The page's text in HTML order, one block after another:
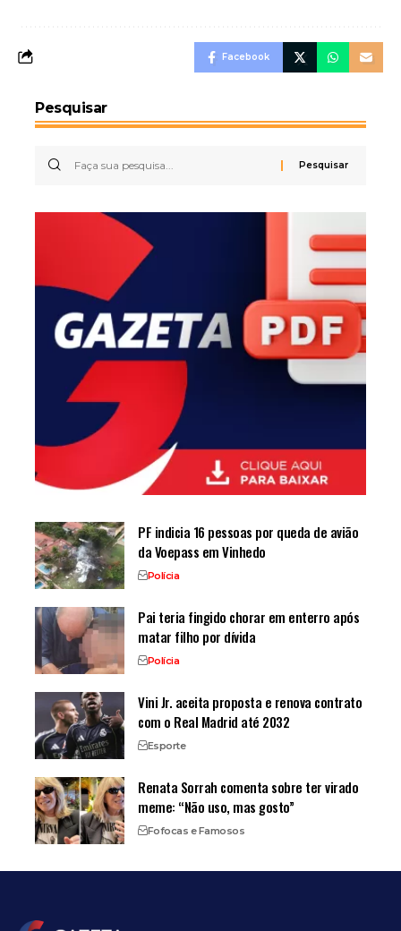
Facebook
Pesquisar
PF indicia 16 pessoas por queda de avião
da Voepass em Vinhedo
Polícia
Pai teria fingido chorar em enterro após
matar filho por dívida
Polícia
Vini Jr. aceita proposta e renova contrato
com o Real Madrid até 2032
Esporte
Renata Sorrah comenta sobre ter virado
meme: “Não uso, mas gosto”
Fofocas e Famosos